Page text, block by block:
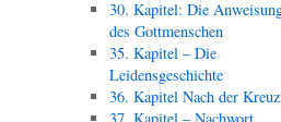
30. Kapitel: Die
des Gottmenschen
35. Kapitel – Die
Leidensgeschichte
36. Kapitel Nach der